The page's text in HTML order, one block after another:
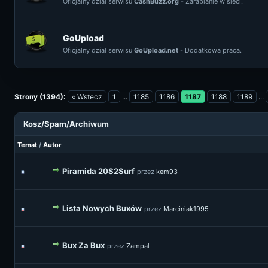
GoUpload
Oficjalny dział serwisu GoUpload.net - Dodatkowa praca.
Strony (1394): « Wstecz 1 ... 1185 1186 1187 1188 1189 ...
Kosz/Spam/Archiwum
Temat / Autor
Piramida 20$2Surf przez kem93
Lista Nowych Buxów przez Marciniak1995
Bux Za Bux przez Zampal